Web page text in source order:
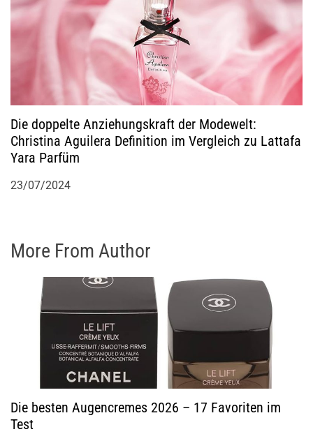
Die doppelte Anziehungskraft der Modewelt:
Christina Aguilera Definition im Vergleich zu Lattafa
Yara Parfüm
23/07/2024
More From Author
Die besten Augencremes 2026 – 17 Favoriten im
Test